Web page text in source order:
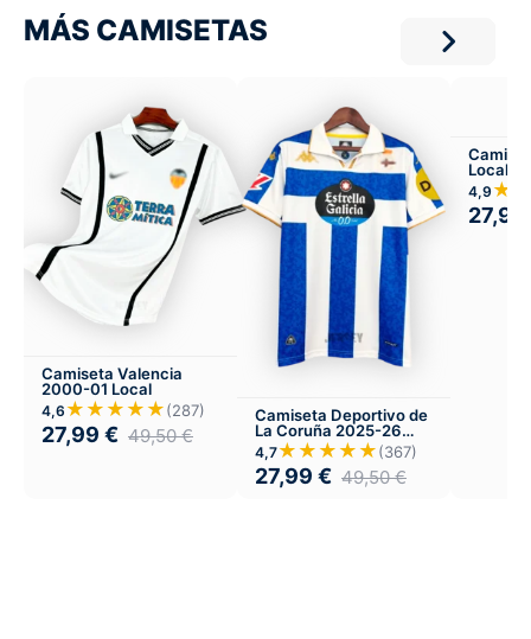
MÁS CAMISETAS
Camiseta Valencia
2000-01 Local
4,6 ★★★★★(287)
27,99 € 49,50€
Camiseta Deportivo de
La Coruña 2025-26
Local
4,7★★★★★(367)
27,99 € 49,50€
Local
4,9
27,99